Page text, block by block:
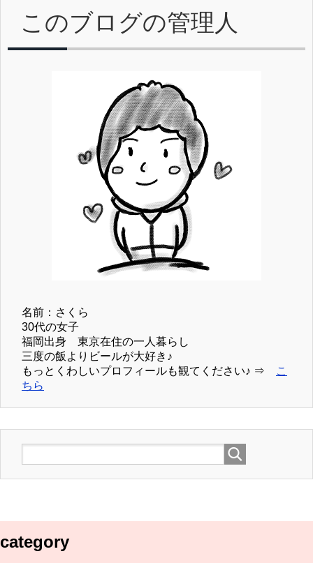
このブログの管理人
名前：さくら
30代の女子
福岡出身 東京在住の一人暮らし
三度の飯よりビールが大好き♪
もっとくわしいプロフィールも観てください♪ ⇒
こ
ちら
category